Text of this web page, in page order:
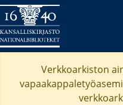
Verkkoarkiston